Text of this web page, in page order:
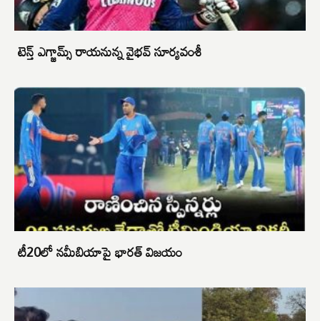
టెన్త్ ఎగ్జామ్స్ రాయనున్న వైభవ్ సూర్యవంశీ
టీ20లో నమీబియాపై భారత్‌ విజయం